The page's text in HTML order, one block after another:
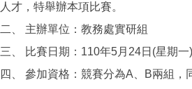
人才，特舉辦本項比賽。
二、 主辦單位：教務處實研組
三、 比賽日期：110年5月24日(星期一)
四、 參加資格：競賽分為A、B兩組，